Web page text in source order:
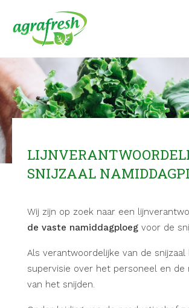
SNIJZAAL
Wij zijn op zoek naar een
de vaste namiddagploeg voor de
Als verantwoordelijke van de snijzaal
supervisie over het personeel en de
van het snijden.